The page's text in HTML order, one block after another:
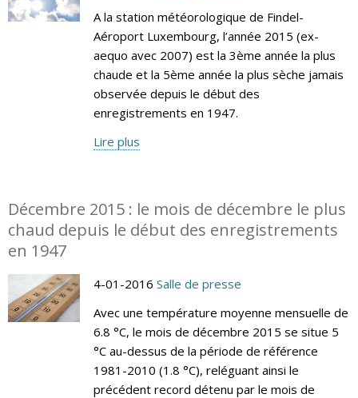
A la station météorologique de Findel-
Aéroport Luxembourg, l’année 2015 (ex-
aequo avec 2007) est la 3ème année la plus
chaude et la 5ème année la plus sèche jamais
observée depuis le début des
enregistrements en 1947.
Lire plus
Décembre 2015 : le mois de décembre le plus
chaud depuis le début des enregistrements
en 1947
4-01-2016 Salle de presse
Avec une température moyenne mensuelle de
6.8 °C, le mois de décembre 2015 se situe 5
°C au-dessus de la période de référence
1981-2010 (1.8 °C), reléguant ainsi le
précédent record détenu par le mois de